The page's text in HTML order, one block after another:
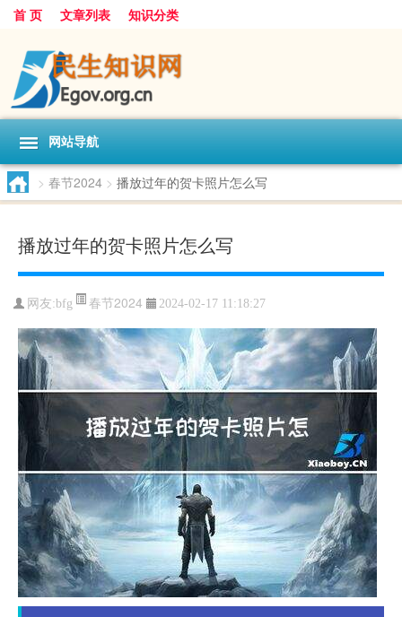
首 页 文章列表 知识分类
网站导航
> 春节2024 > 播放过年的贺卡照片怎么写
播放过年的贺卡照片怎么写
网友:bfg 春节2024 2024-02-17 11:18:27